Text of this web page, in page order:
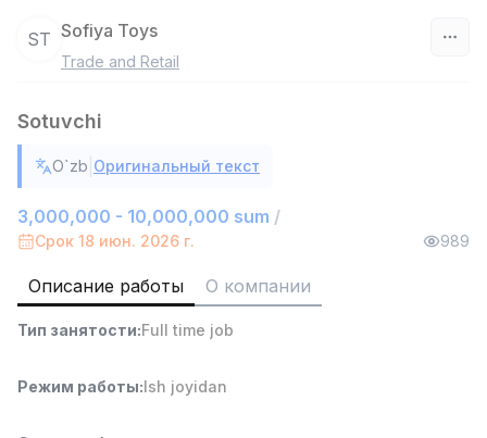
6,000,000 - 15,000,000 sum
Full time job
Работник склада
4,280,000 sum/
Full time job
Ish joyidan
ST Sofiya Toys
Trade and Retail
Sotuvchi
O`zb Оригинальный текст
3,000,000 - 10,000,000 sum /
Срок 18 июн. 2026 г. 989
Описание работы О компании
Тип занятости:Full time job
Режим работы:Ish joyidan